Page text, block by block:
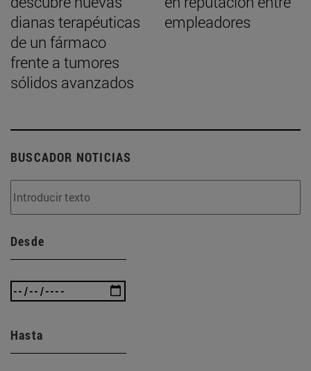
dianas terapéuticas
de un fármaco
frente a tumores
sólidos avanzados
empleadores
BUSCADOR NOTICIAS
Desde
Hasta